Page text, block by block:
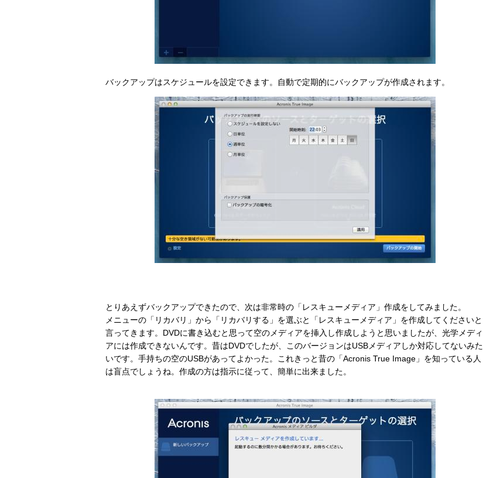
バックアップはスケジュールを設定できます。自動で定期的にバックアップが作成されます。
とりあえずバックアップできたので、次は非常時の「レスキューメディア」作成をしてみました。
メニューの「リカバリ」から「リカバリする」を選ぶと「レスキューメディア」を作成してくださいと
言ってきます。DVDに書き込むと思って空のメディアを挿入し作成しようと思いましたが、光学メディ
アには作成できないんです。昔はDVDでしたが、このバージョンはUSBメディアしか対応してないみた
いです。手持ちの空のUSBがあってよかった。これきっと昔の「Acronis True Image」を知っている人
は盲点でしょうね。作成の方は指示に従って、簡単に出来ました。